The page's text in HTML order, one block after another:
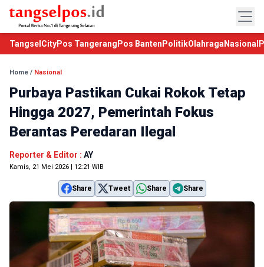
TangselCityPos Tangerang Pos Banten PolitikOlahraga Nasional
Home / Nasional
Purbaya Pastikan Cukai Rokok Tetap
Hingga 2027, Pemerintah Fokus
Berantas Peredaran Ilegal
Reporter & Editor : AY
Kamis, 21 Mei 2026 | 12:21 WIB
Share Tweet Share Share